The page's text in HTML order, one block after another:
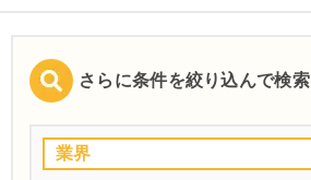
さらに条件を絞り込んで検索
業界